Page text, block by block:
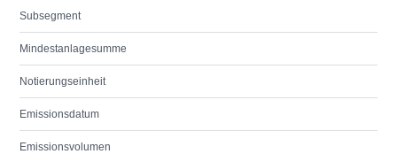
Subsegment
Mindestanlagesumme
Notierungseinheit
Emissionsdatum
Emissionsvolumen